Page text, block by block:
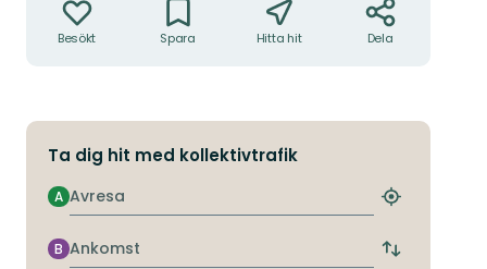
Besökt Spara Hitta hit Dela
Ta dig hit med kollektivtrafik
Avresa
A
Hitta
hållplats
Ankomst
B
Byt